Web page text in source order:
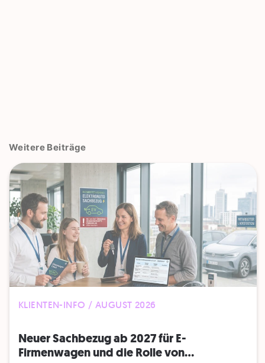
Weitere Beiträge
KLIENTEN-INFO / AUGUST 2026
Neuer Sachbezug ab 2027 für E-
Firmenwagen und die Rolle von...